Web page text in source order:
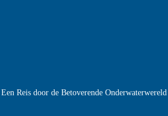
Reis door de Betoverende Onderwaterwereld